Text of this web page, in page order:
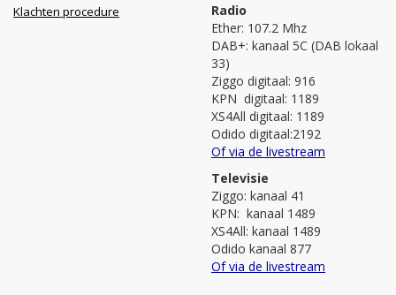
Klachten procedure
Radio
Ether: 107.2 Mhz
DAB+: kanaal 5C (DAB lokaal
33)
Ziggo digitaal: 916
KPN digitaal: 1189
XS4All digitaal: 1189
Odido digitaal:2192
Of via de livestream
Televisie
Ziggo: kanaal 41
KPN: kanaal 1489
XS4All: kanaal 1489
Odido kanaal 877
Of via de livestream